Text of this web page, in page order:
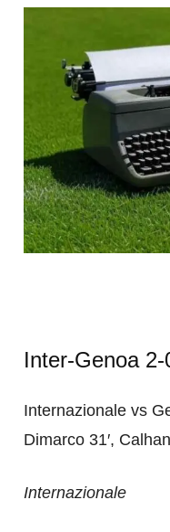
Inter-Genoa
Internazionale vs
Dimarco 31′,
Internazionale